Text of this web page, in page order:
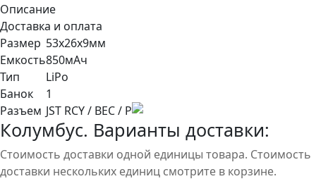
Описание
Доставка и оплата
Размер 53x26x9мм
Емкость850мАч
Тип
LiPo
Банок
1
Разъем JST RCY / BEC / P
Колумбус. Варианты доставки:
Стоимость доставки одной единицы товара. Стоимость
доставки нескольких единиц смотрите в корзине.